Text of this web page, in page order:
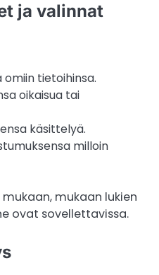
ja valinnat
tietoihinsa.
oikaisua tai
käsittelyä.
milloin
mukaan lukien
ovat sovellettavissa.